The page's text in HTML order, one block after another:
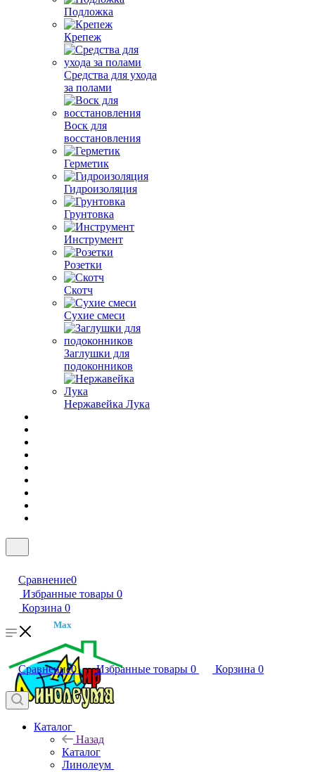
Подложка
Крепеж
Средства для ухода
за полами
Воск для
восстановления
Герметик
Гидроизоляция
Грунтовка
Инструмент
Розетки
Скотч
Сухие смеси
Заглушки для
подоконников
Нержавейка Лука
Сравнение0
Избранные товары 0
Корзина 0
Max
Сравнение0 Избранные товары 0 Корзина 0
Каталог
Назад
Каталог
Линолеум